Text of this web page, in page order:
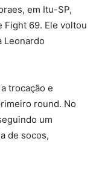
em Itu-SP,
Fight 69. Ele voltou
Leonardo
trocação e
round. No
um
de socos,